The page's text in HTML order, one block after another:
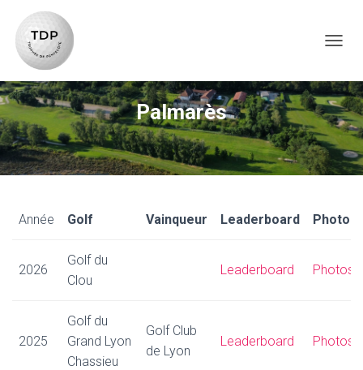
Palmarès
Année Golf Vainqueur Leaderboard Photos
2026
Golf du
Clou
Leaderboard Photos
2025
Golf du
Grand Lyon
Chassieu
Golf Club
de Lyon
Leaderboard Photos